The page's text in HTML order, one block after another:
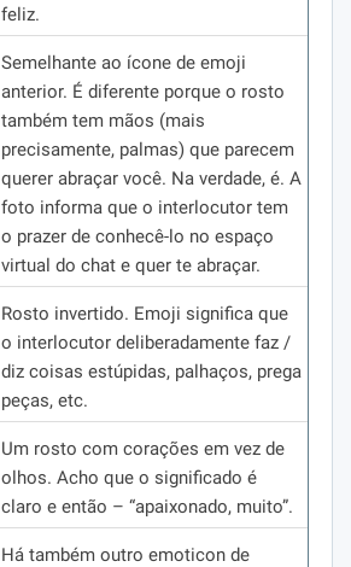
feliz.
Semelhante ao ícone de emoji
anterior. É diferente porque o rosto
também tem mãos (mais
precisamente, palmas) que parecem
querer abraçar você. Na verdade, é. A
foto informa que o interlocutor tem
o prazer de conhecê-lo no espaço
virtual do chat e quer te abraçar.
Rosto invertido. Emoji significa que
o interlocutor deliberadamente faz /
diz coisas estúpidas, palhaços, prega
peças, etc.
Um rosto com corações em vez de
olhos. Acho que o significado é
claro e então – “apaixonado, muito”.
Há também outro emoticon de